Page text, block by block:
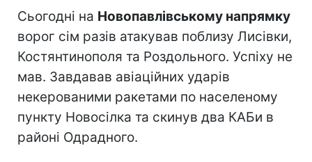
Сьогодні на Новопавлівському напрямку
ворог сім разів атакував поблизу Лисівки,
Костянтинополя та Роздольного. Успіху не
мав. Завдавав авіаційних ударів
некерованими ракетами по населеному
пункту Новосілка та скинув два КАБи в
районі Одрадного.